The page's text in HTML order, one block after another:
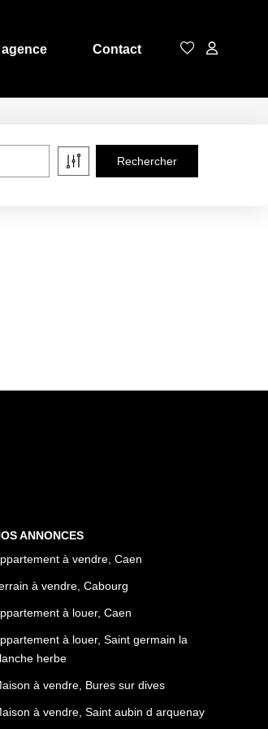
agence Contact
ANNONCES
à vendre, Caen
à vendre, Cabourg
à louer, Caen
à louer, Saint germain la
herbe
à vendre, Bures sur dives
à vendre, Saint aubin d arquenay